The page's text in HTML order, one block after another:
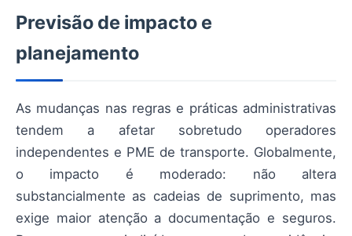
Previsão de impacto e
planejamento
As mudanças nas regras e práticas administrativas
tendem a afetar sobretudo operadores
independentes e PME de transporte. Globalmente,
o impacto é moderado: não altera
substancialmente as cadeias de suprimento, mas
exige maior atenção a documentação e seguros.